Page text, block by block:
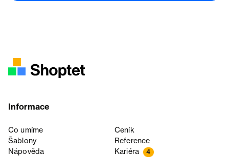
Informace
Co umíme
Ceník
Šablony
Reference
Nápověda
Kariéra 4